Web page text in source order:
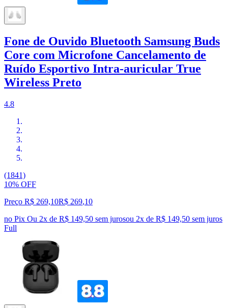
Fone de Ouvido Bluetooth Samsung Buds
Core com Microfone Cancelamento de
Ruído Esportivo Intra-auricular True
Wireless Preto
4.8
(1841)
10% OFF
Preço R$ 269,10R$ 269,10
no Pix Ou 2x de R$ 149,50 sem jurosou 2x de R$ 149,50 sem juros
Full